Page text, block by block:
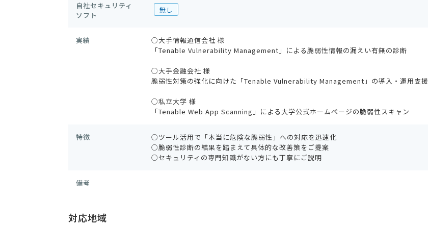
自社セキュリティ
ソフト
無し
実績
○大手情報通信会社 様
「Tenable Vulnerability Management」による脆弱性情報の漏えい有無の診断
○大手金融会社 様
脆弱性対策の強化に向けた「Tenable Vulnerability Management」の導入・運用支援
○私立大学 様
「Tenable Web App Scanning」による大学公式ホームページの脆弱性スキャン
特徴
○ツール活用で「本当に危険な脆弱性」への対応を迅速化
○脆弱性診断の結果を踏まえて具体的な改善策をご提案
○セキュリティの専門知識がない方にも丁寧にご説明
備考
対応地域